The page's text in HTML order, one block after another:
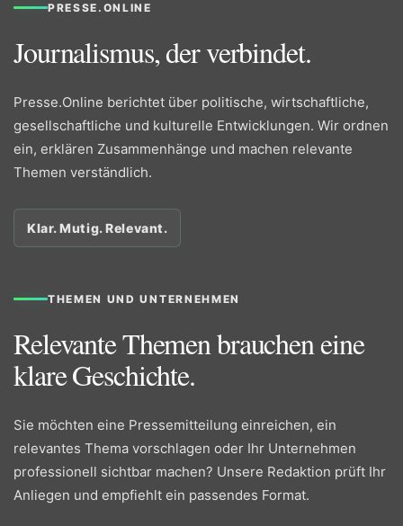
PRESSE.ONLINE
Journalismus, der verbindet.
Presse.Online berichtet über politische, wirtschaftliche,
gesellschaftliche und kulturelle Entwicklungen. Wir ordnen
ein, erklären Zusammenhänge und machen relevante
Themen verständlich.
Klar. Mutig. Relevant.
THEMEN UND UNTERNEHMEN
Relevante Themen brauchen eine
klare Geschichte.
Sie möchten eine Pressemitteilung einreichen, ein
relevantes Thema vorschlagen oder Ihr Unternehmen
professionell sichtbar machen? Unsere Redaktion prüft Ihr
Anliegen und empfiehlt ein passendes Format.